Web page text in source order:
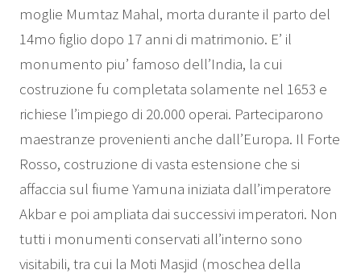
moglie Mumtaz Mahal, morta durante il parto del
14mo figlio dopo 17 anni di matrimonio. E’ il
monumento piu’ famoso dell’India, la cui
costruzione fu completata solamente nel 1653 e
richiese l’impiego di 20.000 operai. Parteciparono
maestranze provenienti anche dall’Europa. Il Forte
Rosso, costruzione di vasta estensione che si
affaccia sul fiume Yamuna iniziata dall’imperatore
Akbar e poi ampliata dai successivi imperatori. Non
tutti i monumenti conservati all’interno sono
visitabili, tra cui la Moti Masjid (moschea della